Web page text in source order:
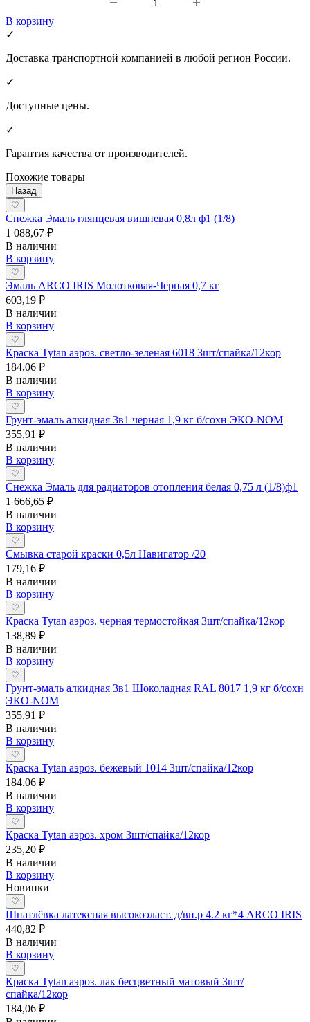
В корзину
✓
Доставка транспортной компанией в любой регион России.
✓
Доступные цены.
✓
Гарантия качества от производителей.
Похожие товары
Назад
♡
Снежка Эмаль глянцевая вишневая 0,8л ф1 (1/8)
1 088,67 ₽
В наличии
В корзину
♡
Эмаль ARCO IRIS Молотковая-Черная 0,7 кг
603,19 ₽
В наличии
В корзину
♡
Краска Tytan аэроз. светло-зеленая 6018 3шт/спайка/12кор
184,06 ₽
В наличии
В корзину
♡
Грунт-эмаль алкидная 3в1 черная 1,9 кг б/сохн ЭКО-NOM
355,91 ₽
В наличии
В корзину
♡
Снежка Эмаль для радиаторов отопления белая 0,75 л (1/8)ф1
1 666,65 ₽
В наличии
В корзину
♡
Смывка старой краски 0,5л Навигатор /20
179,16 ₽
В наличии
В корзину
♡
Краска Tytan аэроз. черная термостойкая 3шт/спайка/12кор
138,89 ₽
В наличии
В корзину
♡
Грунт-эмаль алкидная 3в1 Шоколадная RAL 8017 1,9 кг б/сохн
ЭКО-NOM
355,91 ₽
В наличии
В корзину
♡
Краска Tytan аэроз. бежевый 1014 3шт/спайка/12кор
184,06 ₽
В наличии
В корзину
♡
Краска Tytan аэроз. хром 3шт/спайка/12кор
235,20 ₽
В наличии
В корзину
Новинки
♡
Шпатлёвка латексная высокоэласт. д/вн.р 4.2 кг*4 ARCO IRIS
440,82 ₽
В наличии
В корзину
♡
Краска Tytan аэроз. лак бесцветный матовый 3шт/
спайка/12кор
184,06 ₽